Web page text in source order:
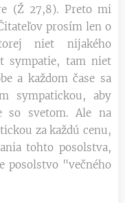
(Ž 27,8). Preto mi
prosím len o
niet nijakého
sympatie, tam niet
a každom čase sa
sympatickou, aby
so svetom. Ale na
za každú cenu,
tohto posolstva,
"večného